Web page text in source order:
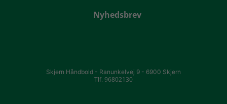
Nyhedsbrev
Skjern Håndbold - Ranunkelvej 9 - 6900 Skjern
Tlf. 96802130